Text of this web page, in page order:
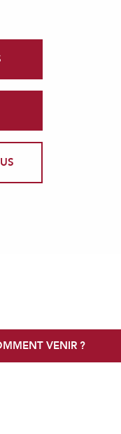
VENIR ?